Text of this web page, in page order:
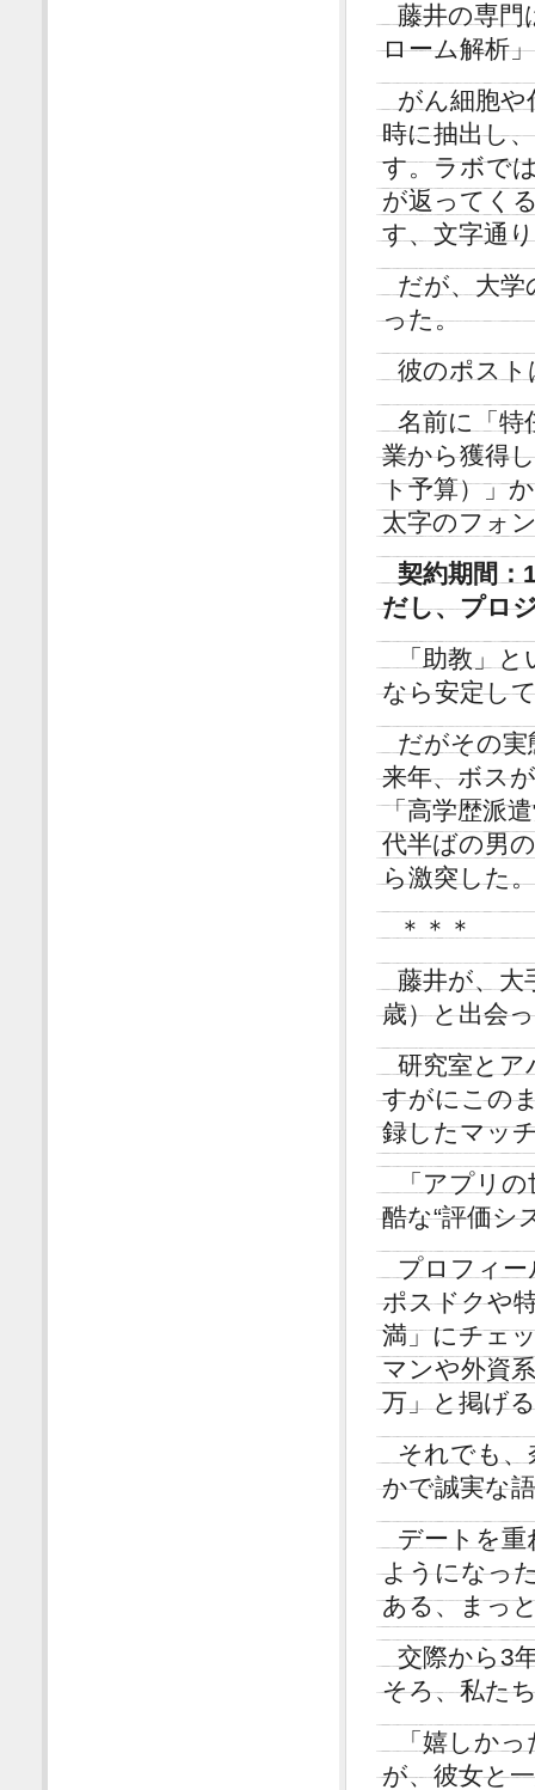
藤井の専門
ローム解析
がん細胞や
時に抽出し
す。ラボで
が返ってく
す、文字通
だが、大学
った。
彼のポスト
名前に「特
業から獲得
ト予算）」
太字のフォ
契約期間：
だし、プロ
「助教」
なら安定し
だがその実
来年、ボス
「高学歴派
代半ばの男
ら激突した。
＊＊＊
藤井が、大
歳）と出会
研究室とア
すがにこの
録したマッ
「アプリ
酷な“評価シ
プロフィ
ポスドクや
満」にチェ
マンや外資
万」と掲げ
それでも、
かで誠実な
デートを
ようになっ
ある、まっ
交際から3
そろ、私た
「嬉しか
が、彼女と